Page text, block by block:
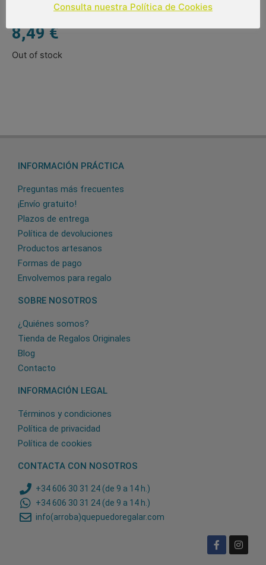
8,49€
Out of stock
INFORMACIÓN PRÁCTICA
Preguntas más frecuentes
¡Envío gratuito!
Plazos de entrega
Política de devoluciones
Productos artesanos
Formas de pago
Envolvemos para regalo
SOBRE NOSOTROS
¿Quiénes somos?
Tienda de Regalos Originales
Blog
Contacto
INFORMACIÓN LEGAL
Términos y condiciones
Política de privacidad
Política de cookies
CONTACTA CON NOSOTROS
+34 606 30 31 24 (de 9 a 14 h.)
+34 606 30 31 24 (de 9 a 14 h.)
info(arroba)quepuedoregalar.com
Consulta nuestra Política de Cookies